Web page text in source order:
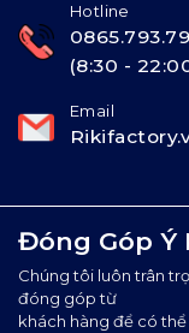
Hotline
(8:30 -
Email
Đóng Góp Ý
Chúng tôi luôn trân
đóng góp từ
khách hàng để có